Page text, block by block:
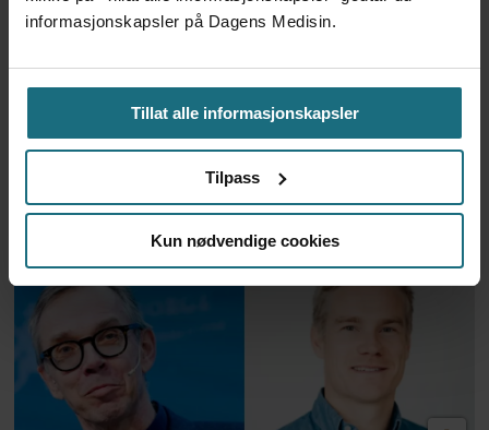
informasjonskapsler på Dagens Medisin.
Tillat alle informasjonskapsler
Tilpass
Kun nødvendige cookies
Feilmedisinert i 18 år – får
millionerstatning